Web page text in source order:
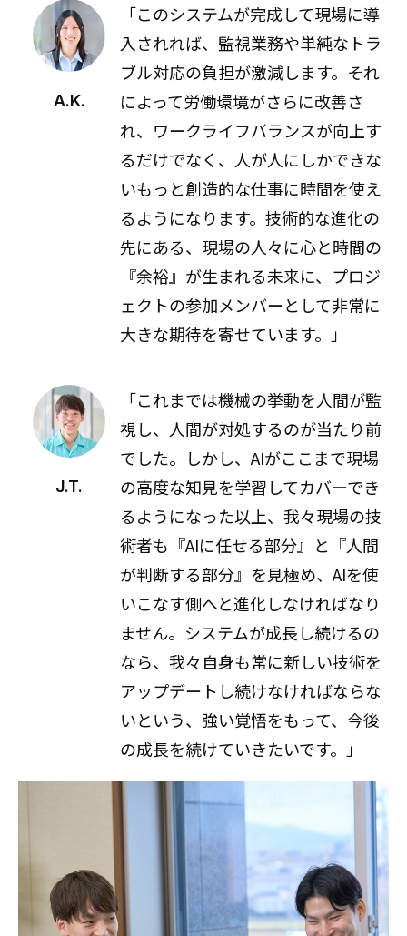
A.K.
「このシステムが完成して現場に導
入されれば、監視業務や単純なトラ
ブル対応の負担が激減します。それ
によって労働環境がさらに改善さ
れ、ワークライフバランスが向上す
るだけでなく、人が人にしかできな
いもっと創造的な仕事に時間を使え
るようになります。技術的な進化の
先にある、現場の人々に心と時間の
『余裕』が生まれる未来に、プロジ
ェクトの参加メンバーとして非常に
大きな期待を寄せています。」
J.T.
「これまでは機械の挙動を人間が監
視し、人間が対処するのが当たり前
でした。しかし、AIがここまで現場
の高度な知見を学習してカバーでき
るようになった以上、我々現場の技
術者も『AIに任せる部分』と『人間
が判断する部分』を見極め、AIを使
いこなす側へと進化しなければなり
ません。システムが成長し続けるの
なら、我々自身も常に新しい技術を
アップデートし続けなければならな
いという、強い覚悟をもって、今後
の成長を続けていきたいです。」